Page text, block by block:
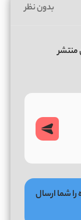
بدون نظر
شما ارسال